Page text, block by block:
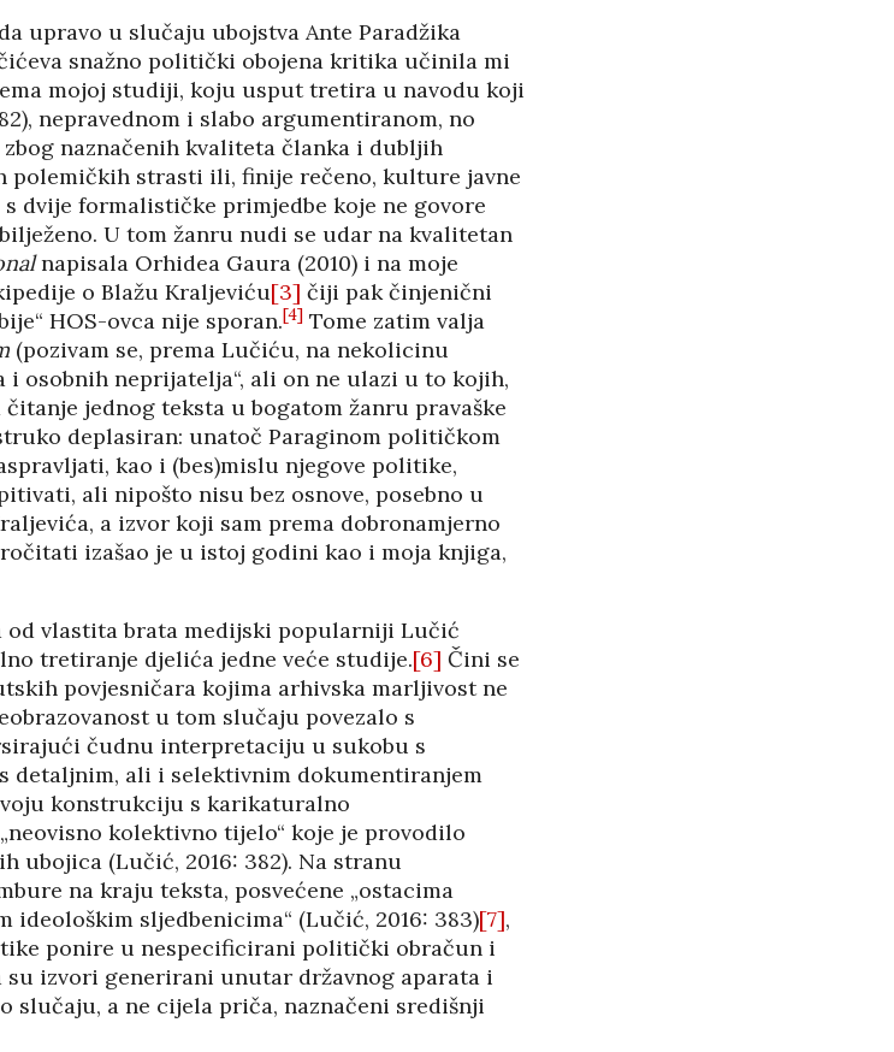
upravo u slučaju ubojstva Ante Paradžika
snažno politički obojena kritika učinila mi
mojoj studiji, koju usput tretira u navodu koji
nepravednom i slabo argumentiranom, no
naznačenih kvaliteta članka i dubljih
polemičkih strasti ili, finije rečeno, kulture javne
dvije formalističke primjedbe koje ne govore
U tom žanru nudi se udar na kvalitetan
napisala Orhidea Gaura (2010) i na moje
o Blažu Kraljeviću[3] čiji pak činjenični
HOS-ovca nije sporan.[4]Tome zatim valja
(pozivam se, prema Lučiću, na nekolicinu
osobnih neprijatelja“, ali on ne ulazi u to kojih,
jednog teksta u bogatom žanru pravaške
deplasiran: unatoč Paraginom političkom
kao i (bes)mislu njegove politike,
ali nipošto nisu bez osnove, posebno u
a izvor koji sam prema dobronamjerno
izašao je u istoj godini kao i moja knjiga,
od vlastita brata medijski popularniji Lučić
tretiranje djelića jedne veće studije.[6] Čini se
povjesničara kojima arhivska marljivost ne
u tom slučaju povezalo s
čudnu interpretaciju u sukobu s
detaljnim, ali i selektivnim dokumentiranjem
konstrukciju s karikaturalno
kolektivno tijelo“ koje je provodilo
ubojica (Lučić, 2016: 382). Na stranu
na kraju teksta, posvećene „ostacima
sljedbenicima“ (Lučić, 2016: 383)[7],
ponire u nespecificirani politički obračun i
su izvori generirani unutar državnog aparata i
slučaju, a ne cijela priča, naznačeni središnji
ZNANOST U SLUŽBI
FESTIVALA ISTINE
22/12/2025
POKLONICI BRANKA
MAMULE U MARŠU
PROTIV HR
08/12/2025
SJENI NERADA I
NETRANSPARENTNOSTI
11/05/2026
BETONARA OBULJEN
KORŽINEK
14/04/2026